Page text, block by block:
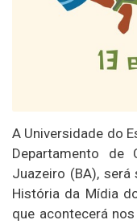
A Universidade do
Departamento de
Juazeiro (BA),
História da Mídia
que acontecerá